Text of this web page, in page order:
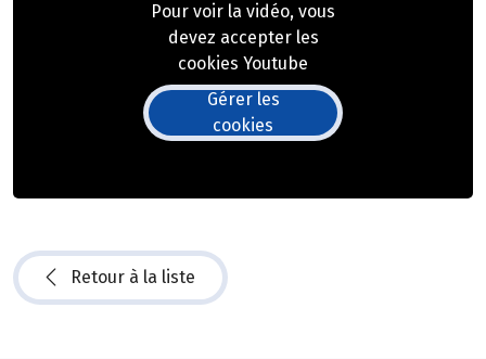
Pour voir la vidéo, vous
devez accepter les
cookies Youtube
Gérer les
cookies
Retour à la liste